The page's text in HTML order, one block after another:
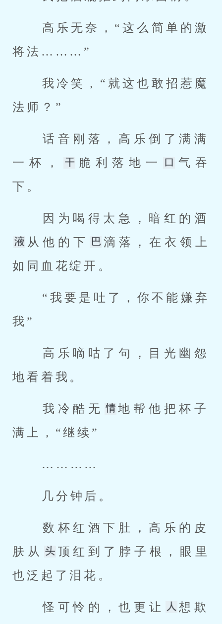
将法………”
法师？”
一杯，
脆利落地一
气吞
下。
因为喝得太急，暗红的酒
从他的下
滴落，在衣领上
如同血花绽开。
我”
地看着我。
我冷酷无
地帮他把杯子
满上，“继续”
…………
几分钟后。
肤从
顶红到了脖子根，眼里
也泛起了泪花。
怪可怜的，也更让
想欺